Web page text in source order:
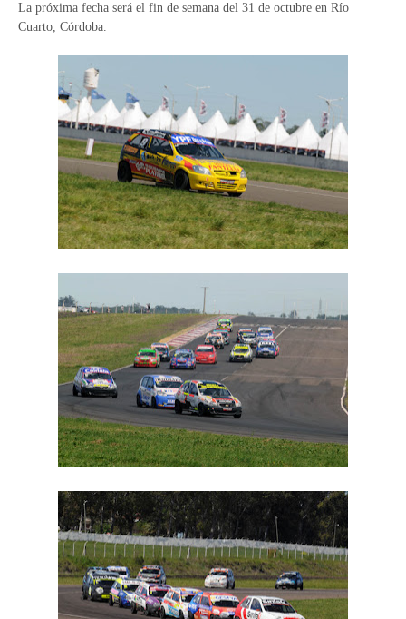
La próxima fecha será el fin de semana del 31 de octubre en Río
Cuarto, Córdoba.